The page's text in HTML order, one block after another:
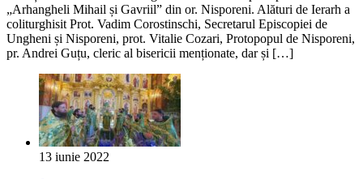
„Arhangheli Mihail și Gavriil” din or. Nisporeni. Alături de Ierarh a
coliturghisit Prot. Vadim Corostinschi, Secretarul Episcopiei de
Ungheni și Nisporeni, prot. Vitalie Cozari, Protopopul de Nisporeni,
pr. Andrei Guțu, cleric al bisericii menționate, dar și […]
13 iunie 2022